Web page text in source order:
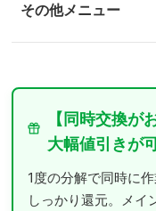
その他メニュー
【同時交換が
大幅値引きが
1度の分解で同時に
しっかり還元。メイ